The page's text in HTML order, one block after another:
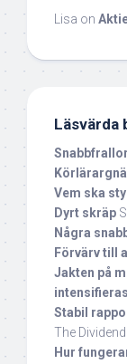
Lisa on
Läsvärda
Snabbfrallor
Körlärargnäll
Vem ska
Dyrt skräp
Några
Förvärv till
Jakten på
intensifieras
Stabil
The
Hur